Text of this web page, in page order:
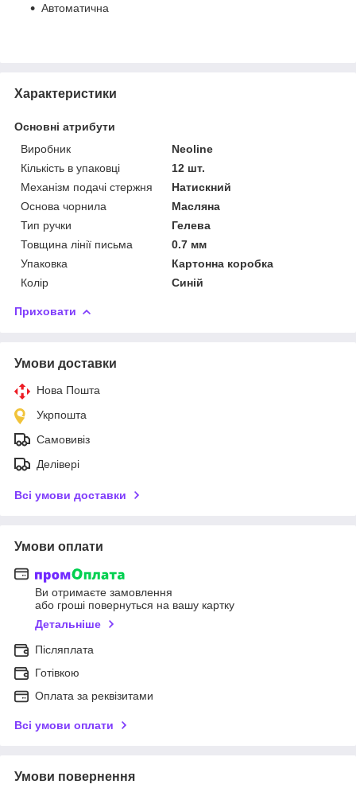
Автоматична
Характеристики
Основні атрибути
Виробник
Neoline
Кількість в упаковці
12 шт.
Механізм подачі стержня
Натискний
Основа чорнила
Масляна
Тип ручки
Гелева
Товщина лінії письма
0.7 мм
Упаковка
Картонна коробка
Колір
Синій
Приховати
Умови доставки
Нова Пошта
Укрпошта
Самовивіз
Делівері
Всі умови доставки
Умови оплати
Ви отримаєте замовлення
або гроші повернуться на вашу картку
Детальніше
Післяплата
Готівкою
Оплата за реквізитами
Всі умови оплати
Умови повернення